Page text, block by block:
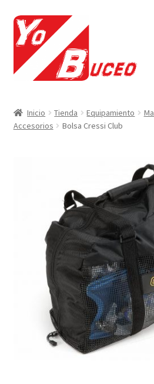
Ir
navegación
Ir
al
contenido
EQUIPAMIENTO
OFERTAS LAST MINUTE
SEGUROS DE BUCEO
MI CUENTA
WEB YOBUCEO
Inicio Tienda Equipamiento
Accesorios
Bolsa Cressi Club